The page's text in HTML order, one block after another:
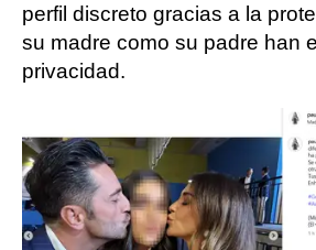
perfil discreto gracias a la
su madre como su padre han
privacidad.